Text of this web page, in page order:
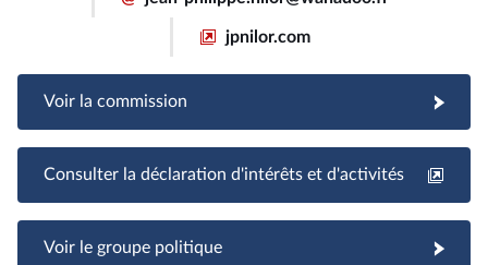
jpnilor.com
Voir la commission
Consulter la déclaration d'intérêts et d'activités
Voir le groupe politique